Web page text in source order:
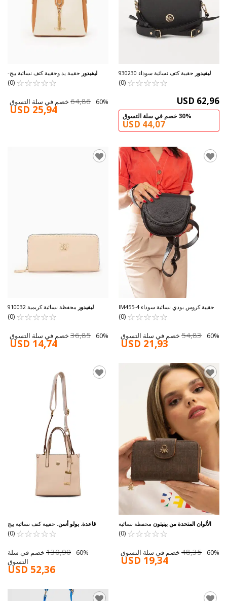
ليفيدور حقيبة يد وحقيبة كتف نسائية بيج-
جملي 930126
☆
☆
☆
☆
☆ ★
★
★
★
★
(0)
64,86 60% خصم في سلة التسوق
USD 25,94
ليفيدور حقيبة كتف نسائية سوداء 930230
☆
☆
☆
☆
☆ ★
★
★
★
★
(0)
USD 62,96
30% خصم في سلة التسوق
USD 44,07
ليفيدور محفظة نسائية كريمية 910032
☆
☆
☆
☆
☆ ★
★
★
★
★
(0)
36,85 60% خصم في سلة التسوق
USD 14,74
حقيبة كروس بودي نسائية سوداء IM455-4
☆
☆
☆
☆
☆ ★
★
★
★
★
(0)
54,83 60% خصم في سلة التسوق
USD 21,93
قاعدة. بولو أسن. حقيبة كتف نسائية بيج
US25139
☆
☆
☆
☆
☆ ★
★
★
★
★
(0)
130,90 60% خصم في سلة
التسوق
USD 52,36
الألوان المتحدة من بينيتون محفظة نسائية
بنية اللون BNT-1301☆
☆
☆
☆
☆ ★
★
★
★
★
(0)
48,35 60% خصم في سلة التسوق
USD 19,34